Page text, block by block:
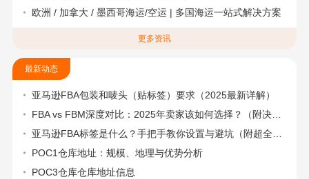
欧洲 / 加拿大 / 墨西哥海运/空运 | 多国海运一站式解决方案
更多资讯
最新动态
亚马逊FBA包装和唛头（贴标签）要求（2025最新详解）
FBA vs FBM深度对比：2025年卖家该如何选择？（附决策流程图）
亚马逊FBA标签是什么？手把手教你设置与避坑（附超全指南）
POC1仓库地址：规模、地理与优势分析
POC3仓库仓库地址信息